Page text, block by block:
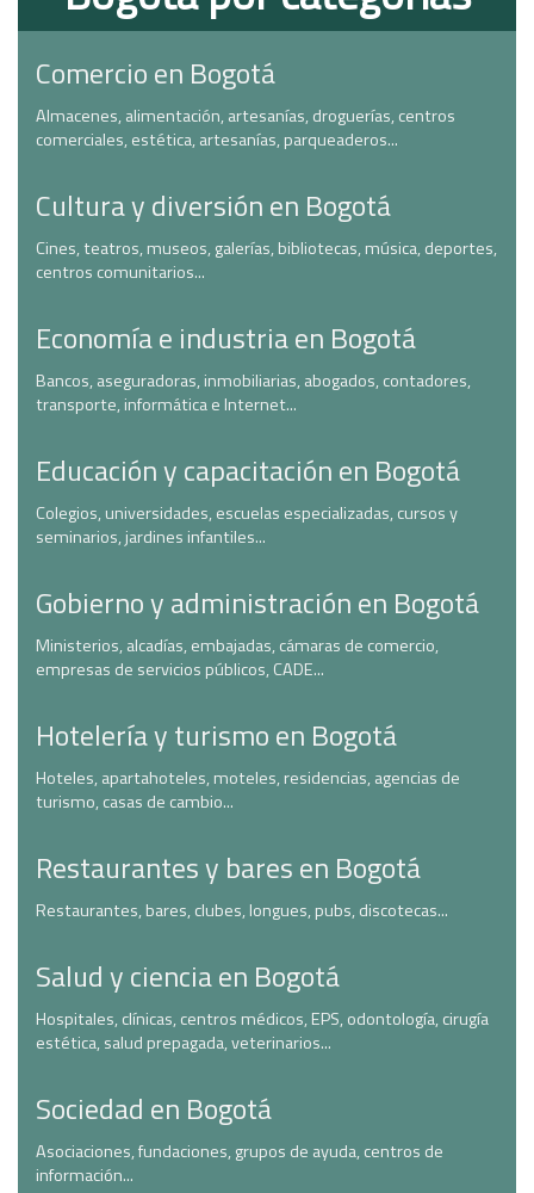
Comercio en Bogotá
Almacenes, alimentación, artesanías, droguerías, centros
comerciales, estética, artesanías, parqueaderos...
Cultura y diversión en Bogotá
Cines, teatros, museos, galerías, bibliotecas, música, deportes,
centros comunitarios...
Economía e industria en Bogotá
Bancos, aseguradoras, inmobiliarias, abogados, contadores,
transporte, informática e Internet...
Educación y capacitación en Bogotá
Colegios, universidades, escuelas especializadas, cursos y
seminarios, jardines infantiles...
Gobierno y administración en Bogotá
Ministerios, alcadías, embajadas, cámaras de comercio,
empresas de servicios públicos, CADE...
Hotelería y turismo en Bogotá
Hoteles, apartahoteles, moteles, residencias, agencias de
turismo, casas de cambio...
Restaurantes y bares en Bogotá
Restaurantes, bares, clubes, longues, pubs, discotecas...
Salud y ciencia en Bogotá
Hospitales, clínicas, centros médicos, EPS, odontología, cirugía
estética, salud prepagada, veterinarios...
Sociedad en Bogotá
Asociaciones, fundaciones, grupos de ayuda, centros de
información...